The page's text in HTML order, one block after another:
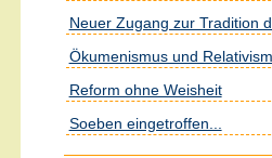
Neuer Zugang zur Tradition
Ökumenismus und
Reform ohne Weisheit
Soeben eingetroffen...